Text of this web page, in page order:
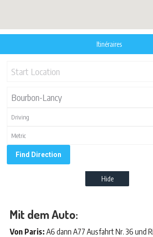
Itinéraires
Hide
Mit dem Auto:
Von Paris: A6 dann A77 Ausfahrt Nr. 36 und